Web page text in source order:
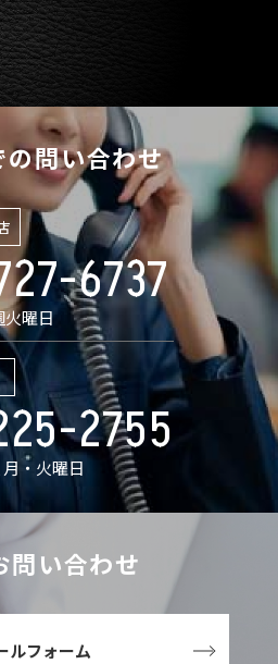
の問い合わせ
6737
火曜日
2755
・火曜日
問い合わせ
ルフォーム